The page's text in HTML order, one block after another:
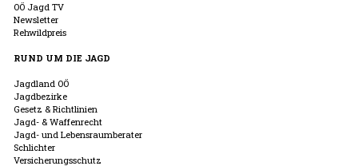
OÖ Jagd TV
Newsletter
Rehwildpreis
RUND UM DIE JAGD
Jagdland OÖ
Jagdbezirke
Gesetz & Richtlinien
Jagd- & Waffenrecht
Jagd- und Lebensraumberater
Schlichter
Versicherungsschutz